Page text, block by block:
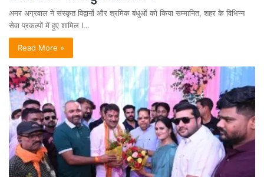
अमर अग्रवाल ने संस्कृत विद्वानों और श्रमिक बंधुओं को किया सम्मानित, शहर के विभिन्न
सेवा प्रकल्पों में हुए शामिल l…
Read More »